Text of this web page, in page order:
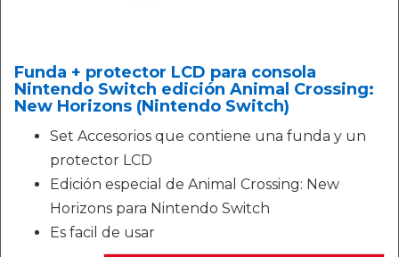
Funda + protector LCD para consola
Nintendo Switch edición Animal Crossing:
New Horizons (Nintendo Switch)
Set Accesorios que contiene una funda y un
protector LCD
Edición especial de Animal Crossing: New
Horizons para Nintendo Switch
Es facil de usar